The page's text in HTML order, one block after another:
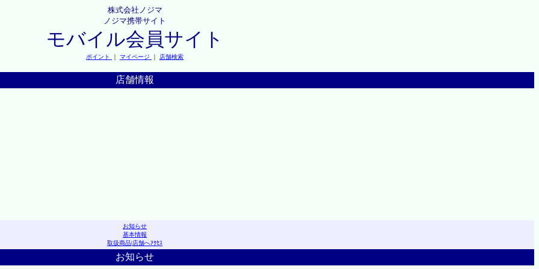
株式会社ノジマ
ノジマ携帯サイト
モバイル会員サイト
ポイント ｜ マイページ ｜ 店舗検索
店舗情報
お知らせ
基本情報
取扱商品|店舗へｱｸｾｽ
お知らせ